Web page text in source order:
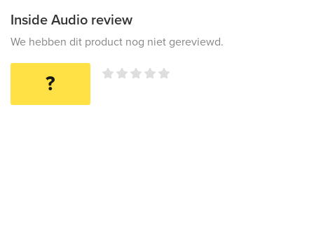
Inside Audio review
We hebben dit product nog niet gereviewd.
?